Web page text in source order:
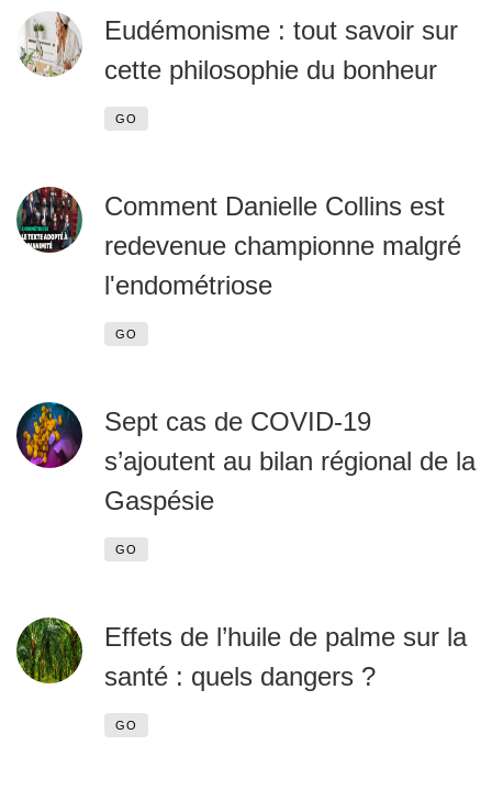
Eudémonisme : tout savoir sur
cette philosophie du bonheur
GO
Comment Danielle Collins est
redevenue championne malgré
l'endométriose
GO
Sept cas de COVID-19
s’ajoutent au bilan régional de la
Gaspésie
GO
Effets de l’huile de palme sur la
santé : quels dangers ?
GO